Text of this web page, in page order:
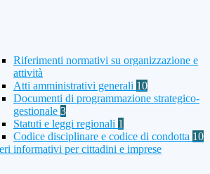
Riferimenti normativi su organizzazione e
attività
Atti amministrativi generali 10
Documenti di programmazione strategico-
gestionale 3
Statuti e leggi regionali 1
Codice disciplinare e codice di condotta 10
informativi per cittadini e imprese